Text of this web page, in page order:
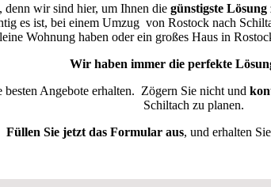
denn wir sind hier, um Ihnen die günstigste Lösung
es ist, bei einem Umzug von Rostock nach
Wohnung haben oder ein großes Haus in
Wir haben immer die perfekte
Angebote erhalten. Zögern Sie nicht und
Schiltach zu planen.
Füllen Sie jetzt das Formular aus, und erhalten